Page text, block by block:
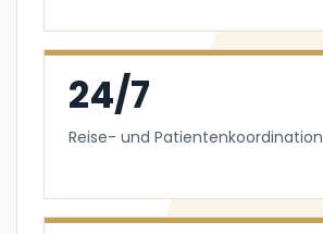
24/7
Reise- und Patientenkoordination